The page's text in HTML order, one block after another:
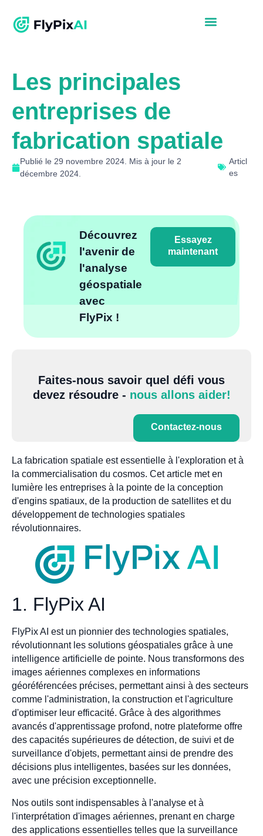
Les principales
entreprises de
fabrication spatiale
Publié le 29 novembre 2024. Mis à jour le 2
décembre 2024.
Articl
es
Découvrez
l'avenir de
l'analyse
géospatiale
avec
FlyPix !
Essayez
maintenant
Faites-nous savoir quel défi vous
devez résoudre - nous allons aider!
Contactez-nous
La fabrication spatiale est essentielle à l'exploration et à
la commercialisation du cosmos. Cet article met en
lumière les entreprises à la pointe de la conception
d'engins spatiaux, de la production de satellites et du
développement de technologies spatiales
révolutionnaires.
1. FlyPix AI
FlyPix AI est un pionnier des technologies spatiales,
révolutionnant les solutions géospatiales grâce à une
intelligence artificielle de pointe. Nous transformons des
images aériennes complexes en informations
géoréférencées précises, permettant ainsi à des secteurs
comme l'administration, la construction et l'agriculture
d'optimiser leur efficacité. Grâce à des algorithmes
avancés d'apprentissage profond, notre plateforme offre
des capacités supérieures de détection, de suivi et de
surveillance d'objets, permettant ainsi de prendre des
décisions plus intelligentes, basées sur les données,
avec une précision exceptionnelle.
Nos outils sont indispensables à l'analyse et à
l'interprétation d'images aériennes, prenant en charge
des applications essentielles telles que la surveillance